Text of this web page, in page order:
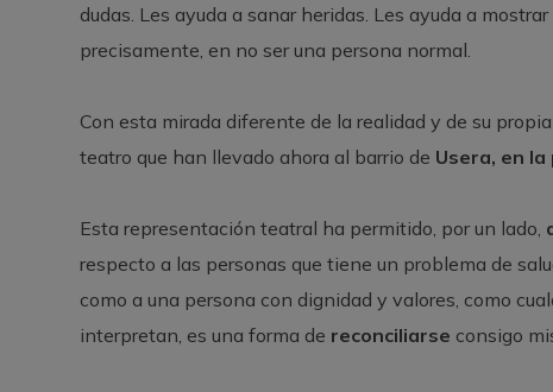
dudas. Les ayuda a sanar heridas. Les ayuda a
precisamente, en no ser una persona normal.
Con esta mirada diferente de la realidad y de su
teatro que han llevado ahora al barrio de Usera, en la
Esta representación teatral ha permitido, por un lado,
respecto a las personas que tiene un problema de
como a una persona con dignidad y valores, como
interpretan, es una forma de reconciliarse consigo